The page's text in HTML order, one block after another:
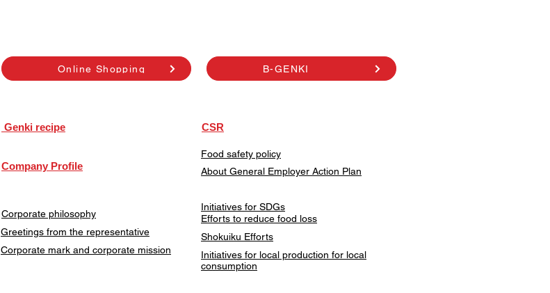
Online Shopping B-GENKI
​ Genki recipe CSR
Company Profile
Food safety policy
About General Employer Action Plan
Corporate philosophy
Greetings from the representative
Corporate mark and corporate mission
Initiatives for SDGs
Efforts to reduce food loss
Shokuiku Efforts
Initiatives for local production for local
consumption